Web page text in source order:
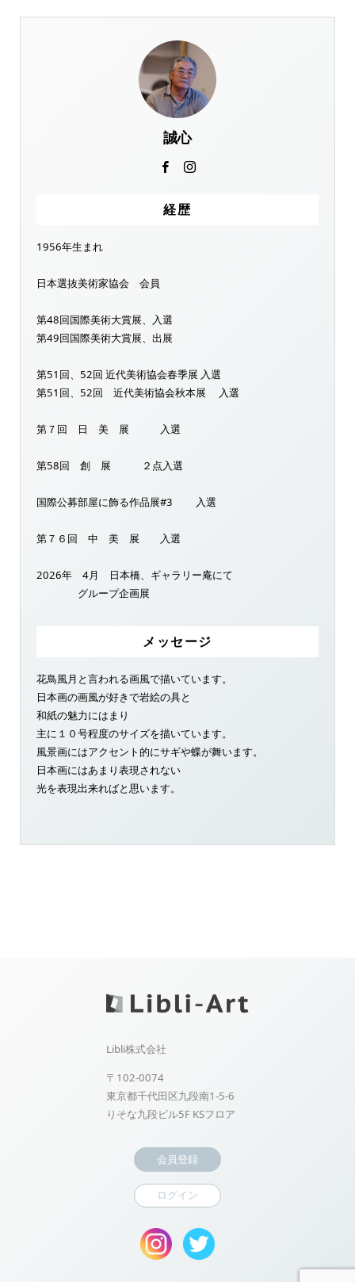
誠心
経歴
1956年生まれ
日本選抜美術家協会 会員
第48回国際美術大賞展、入選
第49回国際美術大賞展、出展
第51回、52回 近代美術協会春季展 入選
第51回、52回 近代美術協会秋本展 入選
第７回 日 美 展 入選
第58回 創 展 ２点入選
国際公募部屋に飾る作品展#3 入選
第７６回 中 美 展 入選
2026年 4月 日本橋、ギャラリー庵にて
グループ企画展
メッセージ
花鳥風月と言われる画風で描いています。
日本画の画風が好きで岩絵の具と
和紙の魅力にはまり
主に１０号程度のサイズを描いています。
風景画にはアクセント的にサギや蝶が舞います。
日本画にはあまり表現されない
光を表現出来ればと思います。
Libli株式会社
〒102-0074
東京都千代田区九段南1-5-6
りそな九段ビル5F KSフロア
会員登録
ログイン